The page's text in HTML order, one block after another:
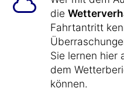
die
Fahrtantritt
Sie lernen hier
dem
können.